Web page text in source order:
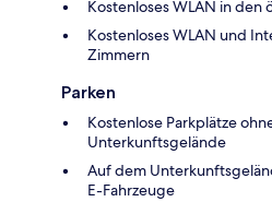
Kostenloses WLAN in
Kostenloses WLAN und
Zimmern
Parken
Kostenlose Parkplätze
Unterkunftsgelände
Auf dem
E-Fahrzeuge